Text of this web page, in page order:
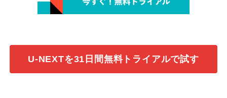
U-NEXTを31日間無料トライアルで試す